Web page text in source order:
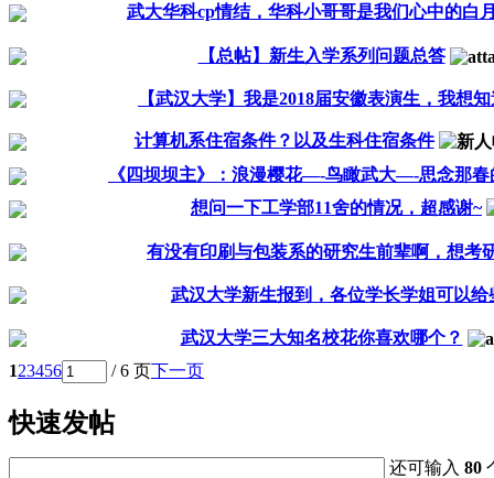
武大华科cp情结，华科小哥哥是我们心中的白
【总帖】新生入学系列问题总答
【武汉大学】我是2018届安徽表演生，我想
计算机系住宿条件？以及生科住宿条件
《四坝坝主》：浪漫樱花—-鸟瞰武大—-思念那春
想问一下工学部11舍的情况，超感谢~
有没有印刷与包装系的研究生前辈啊，想考
武汉大学新生报到，各位学长学姐可以给
武汉大学三大知名校花你喜欢哪个？
123456 / 6 页下一页
快速发帖
还可输入80